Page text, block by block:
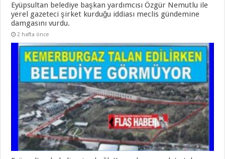
Eyüpsultan belediye başkan yardımcısı Özgür Nemutlu ile
yerel gazeteci şirket kurduğu iddiası meclis gündemine
damgasını vurdu.
2 hafta önce